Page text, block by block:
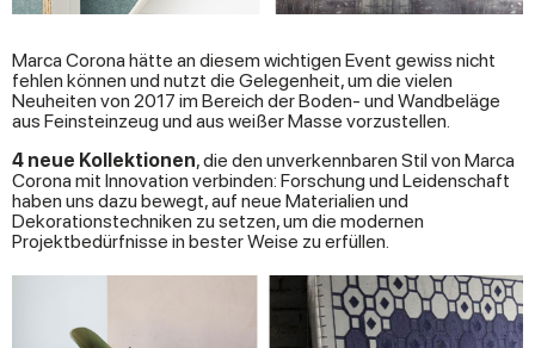
Marca Corona hätte an diesem wichtigen Event gewiss nicht
fehlen können und nutzt die Gelegenheit, um die vielen
Neuheiten von 2017 im Bereich der Boden- und Wandbeläge
aus Feinsteinzeug und aus weißer Masse vorzustellen.
4 neue Kollektionen, die den unverkennbaren Stil von Marca
Corona mit Innovation verbinden: Forschung und Leidenschaft
haben uns dazu bewegt, auf neue Materialien und
Dekorationstechniken zu setzen, um die modernen
Projektbedürfnisse in bester Weise zu erfüllen.